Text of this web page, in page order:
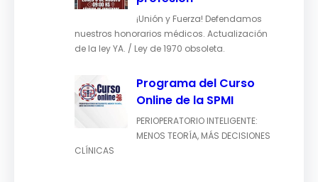
¡Unión y Fuerza! Defendamos
nuestros honorarios médicos. Actualización
de la ley YA. / Ley de 1970 obsoleta.
Programa del Curso
Online de la SPMI
PERIOPERATORIO INTELIGENTE:
MENOS TEORÍA, MÁS DECISIONES
CLÍNICAS